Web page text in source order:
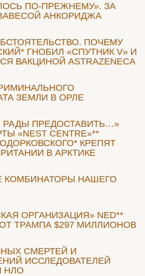
ПО-ПРЕЖНЕМУ». ЗА
АНКОРИДЖА
ПОЧЕМУ
ГНОБИЛ «СПУТНИК V» И
ВАКЦИНОЙ ASTRAZENECA
ЗЕМЛИ В ОРЛЕ
РАДЫ ПРЕДОСТАВИТЬ…»
«NEST CENTRE»**
КРЕПЯТ
В АРКТИКЕ
КОМБИНАТОРЫ НАШЕГО
ОРГАНИЗАЦИЯ» NED**
ТРАМПА $297 МИЛЛИОНОВ
СМЕРТЕЙ И
ИССЛЕДОВАТЕЛЕЙ
НЛО